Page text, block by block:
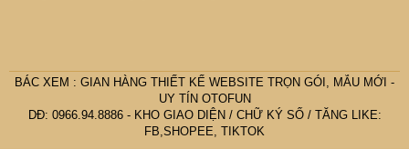
BÁC XEM : GIAN HÀNG THIẾT KẾ WEBSITE TRỌN GÓI, MẪU MỚI -
UY TÍN OTOFUN
DĐ: 0966.94.8886 - KHO GIAO DIỆN / CHỮ KÝ SỐ / TĂNG LIKE:
FB,SHOPEE, TIKTOK